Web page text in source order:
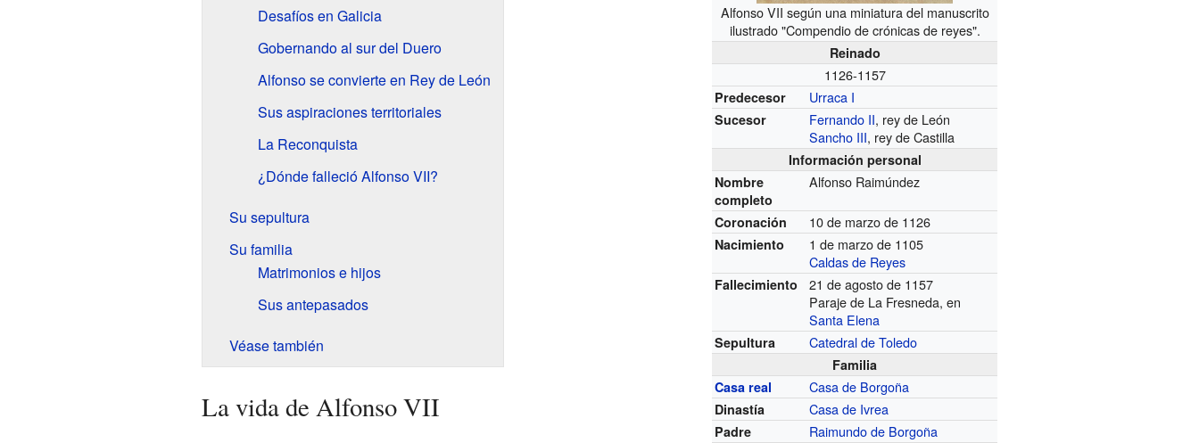
Alfonso VII según una miniatura del manuscrito
ilustrado "Compendio de crónicas de reyes".
Reinado
1126-1157
Predecesor Urraca I
Sucesor Fernando II, rey de León
Sancho III, rey de Castilla
Información personal
Nombre
completo
Alfonso Raimúndez
Coronación 10 de marzo de 1126
Nacimiento
1 de marzo de 1105
Caldas de Reyes
Fallecimiento
21 de agosto de 1157
Paraje de La Fresneda, en
Santa Elena
Sepultura Catedral de Toledo
Familia
Casa real
Casa de Borgoña
Dinastía Casa de Ivrea
Padre Raimundo de Borgoña
Desafíos en Galicia
Gobernando al sur del Duero
Alfonso se convierte en Rey de León
Sus aspiraciones territoriales
La Reconquista
¿Dónde falleció Alfonso VII?
Su sepultura
Su familia
Matrimonios e hijos
Sus antepasados
Véase también
La vida de Alfonso VII